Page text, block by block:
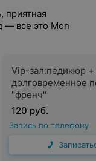
приятная
— все это Mon
Vip-зал:педикюр +
долговременное
"френч"
120 руб.
Запись по телефону